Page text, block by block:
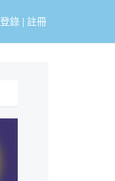
登錄| 註冊